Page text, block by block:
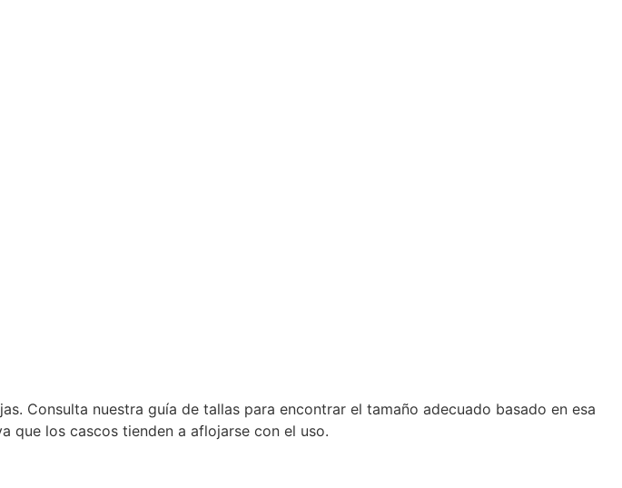
Consulta nuestra guía de tallas para encontrar el tamaño adecuado basado en esa
que los cascos tienden a aflojarse con el uso.